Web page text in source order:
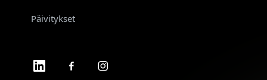
Päivitykset